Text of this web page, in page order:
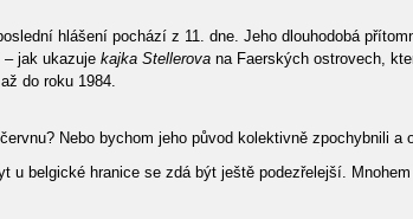
hlášení pochází z 11. dne. Jeho dlouhodobá
jak ukazuje kajka Stellerova na Faerských ostrovech,
do roku 1984.
Nebo bychom jeho původ kolektivně zpochybnili a
u belgické hranice se zdá být ještě podezřelejší.